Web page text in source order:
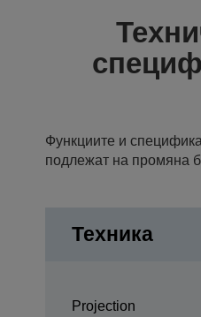
Функциите и
подлежат на промяна
Техника
Projection